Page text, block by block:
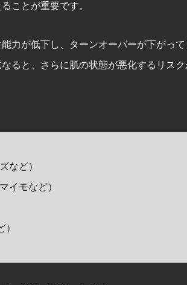
ことが重要です。
力が低下し、ターンオーバーが下がっ
ると、さらに肌の状態が悪化するリスク
など）
イモなど）